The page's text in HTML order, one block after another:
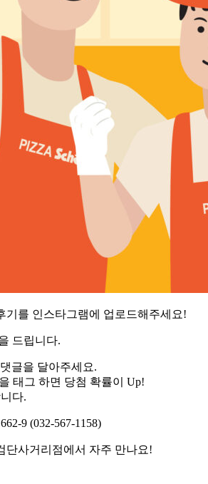
기를 인스타그램에 업로드해주세요!
드립니다.
글을 달아주세요.
태그 하면 당첨 확률이 Up!
다.
9 (032-567-1158)
단사거리점에서 자주 만나요!